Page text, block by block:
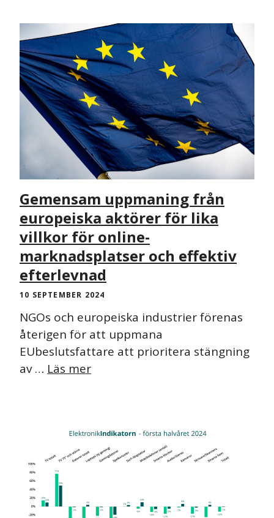
Gemensam uppmaning från
europeiska aktörer för lika
villkor för online-
marknadsplatser och effektiv
efterlevnad
10 SEPTEMBER 2024
NGOs och europeiska industrier förenas
återigen för att uppmana
EUbeslutsfattare att prioritera stängning
av … Läs mer